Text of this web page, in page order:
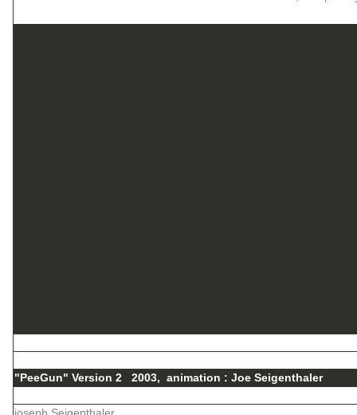
"PeeGun" Version 2 2003, animation : Joe Seigenthaler